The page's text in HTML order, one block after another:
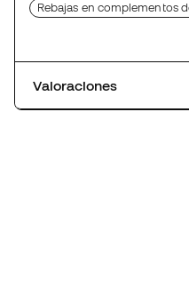
Rebajas en complementos
Valoraciones